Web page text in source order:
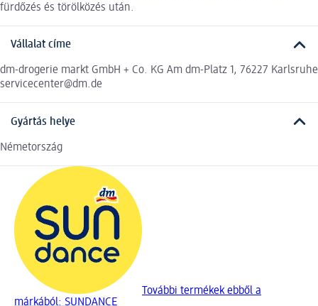
fürdőzés és törölközés után.
Vállalat címe
dm-drogerie markt GmbH + Co. KG Am dm-Platz 1, 76227 Karlsruhe
servicecenter@dm.de
Gyártás helye
Németország
További termékek ebből a
márkából: SUNDANCE